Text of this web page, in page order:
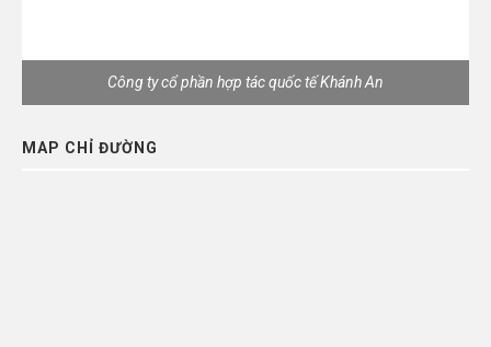
Công ty cổ phần hợp tác quốc tế Khánh An
MAP CHỈ ĐƯỜNG